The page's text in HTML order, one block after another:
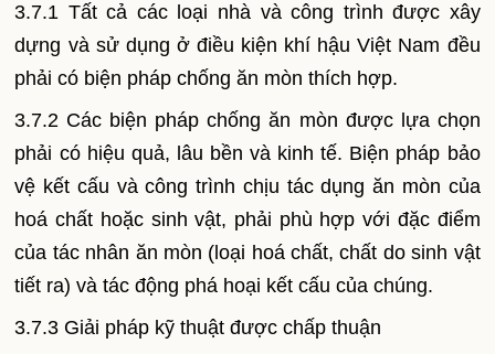
3.7.1 Tất cả các loại nhà và công trình được xây
dựng và sử dụng ở điều kiện khí hậu Việt Nam đều
phải có biện pháp chống ăn mòn thích hợp.
3.7.2 Các biện pháp chống ăn mòn được lựa chọn
phải có hiệu quả, lâu bền và kinh tế. Biện pháp bảo
vệ kết cấu và công trình chịu tác dụng ăn mòn của
hoá chất hoặc sinh vật, phải phù hợp với đặc điểm
của tác nhân ăn mòn (loại hoá chất, chất do sinh vật
tiết ra) và tác động phá hoại kết cấu của chúng.
3.7.3 Giải pháp kỹ thuật được chấp thuận